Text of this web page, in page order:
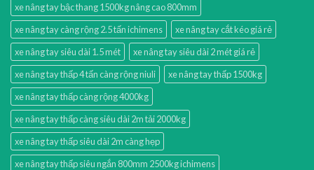
xe nâng tay bậc thang 1500kg nâng cao 800mm
xe nâng tay càng rộng 2.5 tấn ichimens
xe nâng tay cắt kéo giá rẻ
xe nâng tay siêu dài 1.5 mét
xe nâng tay siêu dài 2 mét giá rẻ
xe nâng tay thấp 4 tấn càng rộng niuli
xe nâng tay thấp 1500kg
xe nâng tay thấp càng rộng 4000kg
xe nâng tay thấp càng siêu dài 2m tải 2000kg
xe nâng tay thấp siêu dài 2m càng hẹp
xe nâng tay thấp siêu ngắn 800mm 2500kg ichimens